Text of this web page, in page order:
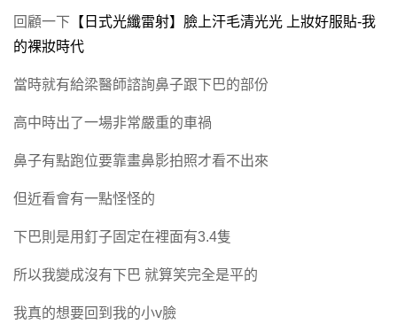
減重門診
回顧一下 【日式光纖雷射】臉上汗毛清光光 上妝好服貼-我
的裸妝時代
當時就有給梁醫師諮詢鼻子跟下巴的部份
高中時出了一場非常嚴重的車禍
鼻子有點跑位要靠畫鼻影拍照才看不出來
但近看會有一點怪怪的
下巴則是用釘子固定在裡面有3.4隻
所以我變成沒有下巴 就算笑完全是平的
我真的想要回到我的小v臉